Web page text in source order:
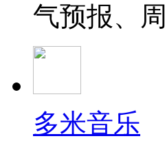
气预报、
多米音乐